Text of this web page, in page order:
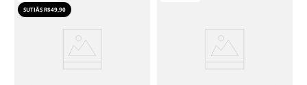
SUTIÃS R$49,90